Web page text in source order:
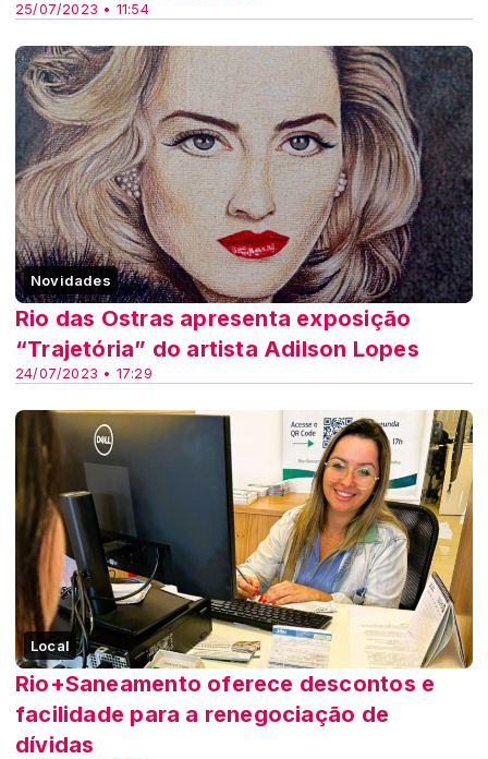
25/07/2023 • 11:54
Novidades
24/07/2023 • 17:29
Rio das Ostras apresenta exposição
“Trajetória” do artista Adilson Lopes
Local
Rio+Saneamento oferece descontos e
facilidade para a renegociação de
dívidas